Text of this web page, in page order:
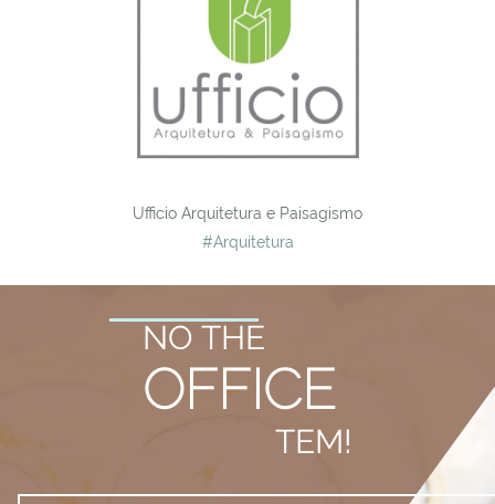
Ufficio Arquitetura e Paisagismo
#Arquitetura
NO THE
OFFICE
TEM!